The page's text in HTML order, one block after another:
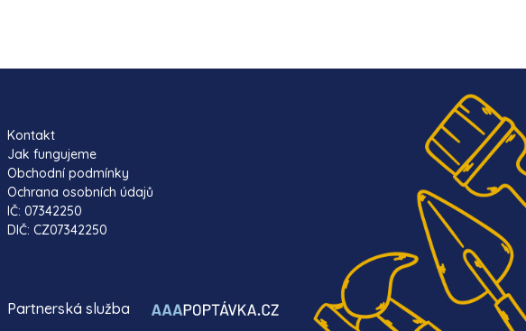
Kontakt
Jak fungujeme
Obchodní podmínky
Ochrana osobních údajů
IČ: 07342250
DIČ: CZ07342250
Partnerská služba